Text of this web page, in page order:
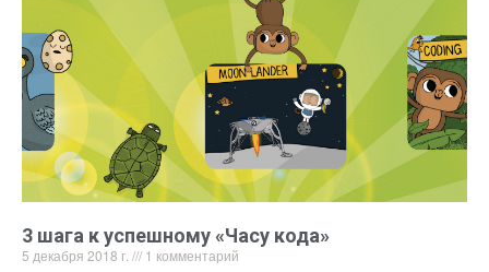
3 шага к успешному «Часу кода»
5 декабря 2018 г. 1 комментарий